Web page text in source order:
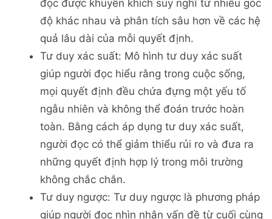
đọc được khuyến khích suy nghĩ từ nhiều góc
độ khác nhau và phân tích sâu hơn về các hệ
quả lâu dài của mỗi quyết định.
Tư duy xác suất: Mô hình tư duy xác suất
giúp người đọc hiểu rằng trong cuộc sống,
mọi quyết định đều chứa đựng một yếu tố
ngẫu nhiên và không thể đoán trước hoàn
toàn. Bằng cách áp dụng tư duy xác suất,
người đọc có thể giảm thiểu rủi ro và đưa ra
những quyết định hợp lý trong môi trường
không chắc chắn.
Tư duy ngược: Tư duy ngược là phương pháp
giúp người đọc nhìn nhận vấn đề từ cuối cùng